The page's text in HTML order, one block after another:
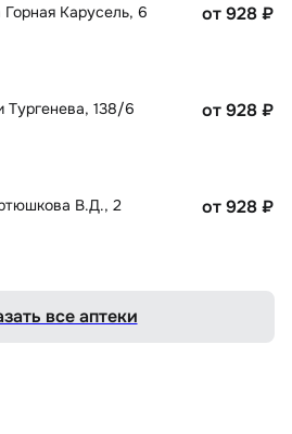
Горная Карусель, 6 от 928₽
Тургенева, 138/6 от 928₽
В.Д., 2 от 928₽
все аптеки